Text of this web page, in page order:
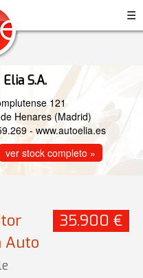
☰
S.A.
121
Henares (Madrid)
-www.autoelia.es
ver stock completo »
Auto
35.900 €